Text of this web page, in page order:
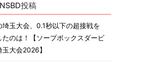
投稿
埼玉大会、0.1秒以下の超接戦を
たのは！【ソープボックスダービ
玉大会2026】